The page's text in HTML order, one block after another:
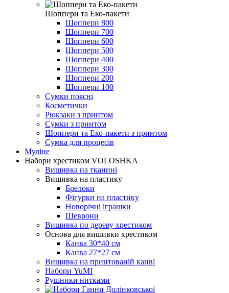
Шоппери та Еко-пакети
Шоппери 800
Шоппери 700
Шоппери 600
Шоппери 500
Шоппери 400
Шоппери 300
Шоппери 200
Шоппери 100
Сумки поясні
Косметички
Рюкзаки з принтом
Сумки з принтом
Шоппери та Еко-пакети з принтом
Сумка для процесів
Муліне
Набори хрестиком VOLOSHKA
Вишивка на тканині
Вишивка на пластику
Брелоки
Фігурки на пластику
Новорічні іграшки
Шеврони
Вишивка по дереву хрестиком
Основа для вишивки хрестиком
Канва 30*40 см
Канва 27*27 см
Вишивка на принтованій канві
Набори YuMI
Рушники нитками